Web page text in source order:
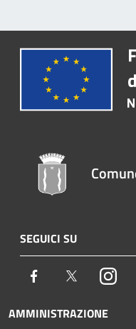
SEGUICI SU
Facebook Twitter
AMMINISTRAZIONE